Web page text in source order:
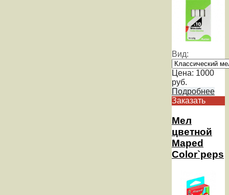
Вид:
Цена: 1000
руб.
Подробнее
Заказать
Мел
цветной
Maped
Color`peps